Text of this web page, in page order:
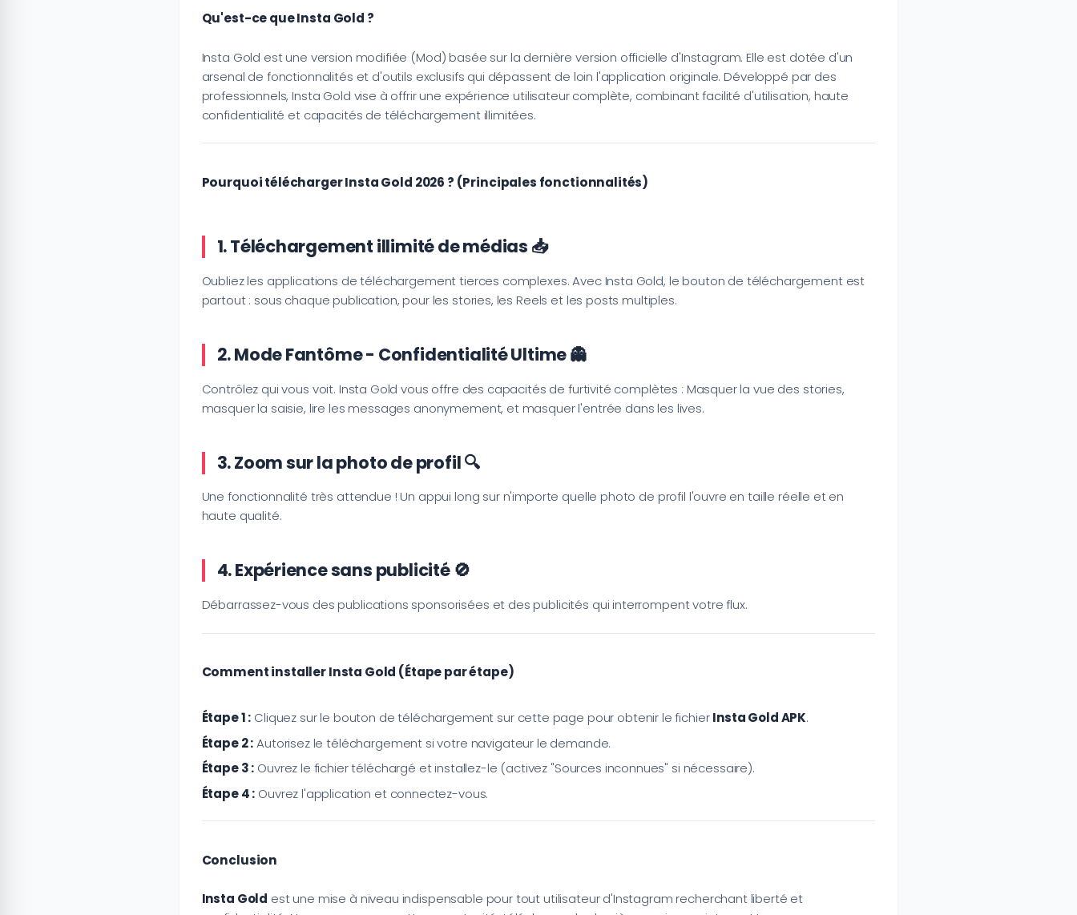
Qu'est-ce que Insta Gold ?
Insta Gold est une version modifiée (Mod) basée sur la dernière version officielle d'Instagram. Elle est dotée d'un
arsenal de fonctionnalités et d'outils exclusifs qui dépassent de loin l'application originale. Développé par des
professionnels, Insta Gold vise à offrir une expérience utilisateur complète, combinant facilité d'utilisation, haute
confidentialité et capacités de téléchargement illimitées.
Pourquoi télécharger Insta Gold 2026 ? (Principales fonctionnalités)
1. Téléchargement illimité de médias 📥
Oubliez les applications de téléchargement tierces complexes. Avec Insta Gold, le bouton de téléchargement est
partout : sous chaque publication, pour les stories, les Reels et les posts multiples.
2. Mode Fantôme - Confidentialité Ultime 👻
Contrôlez qui vous voit. Insta Gold vous offre des capacités de furtivité complètes : Masquer la vue des stories,
masquer la saisie, lire les messages anonymement, et masquer l'entrée dans les lives.
3. Zoom sur la photo de profil 🔍
Une fonctionnalité très attendue ! Un appui long sur n'importe quelle photo de profil l'ouvre en taille réelle et en
haute qualité.
4. Expérience sans publicité 🚫
Débarrassez-vous des publications sponsorisées et des publicités qui interrompent votre flux.
Comment installer Insta Gold (Étape par étape)
Étape 1 : Cliquez sur le bouton de téléchargement sur cette page pour obtenir le fichierInsta Gold APK.
Étape 2 :Autorisez le téléchargement si votre navigateur le demande.
Étape 3 : Ouvrez le fichier téléchargé et installez-le (activez "Sources inconnues" si nécessaire).
Étape 4 : Ouvrez l'application et connectez-vous.
Conclusion
Insta Gold est une mise à niveau indispensable pour tout utilisateur d'Instagram recherchant liberté et